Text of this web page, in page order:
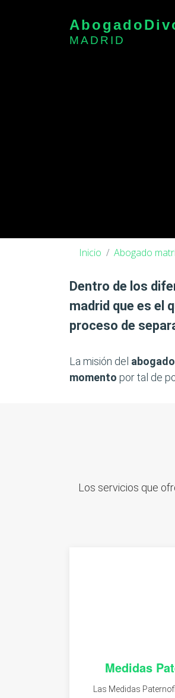
Abogado
MADRID
Inicio Abogado
Dentro de los
madrid que es el
proceso de
La misión del
momento por tal de
Los servicios que
Medidas
Las Medidas